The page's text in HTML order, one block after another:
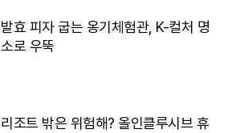
발효 피자 굽는 옹기체험관, K-컬처 명
소로 우뚝
리조트 밖은 위험해? 올인클루시브 휴